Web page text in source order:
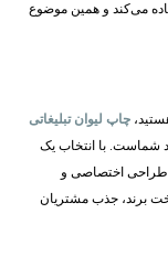
می‌کند و همین موضوع
چاپ لیوان تبلیغاتی
شماست. با انتخاب یک
طراحی اختصاصی و
برند، جذب مشتریان